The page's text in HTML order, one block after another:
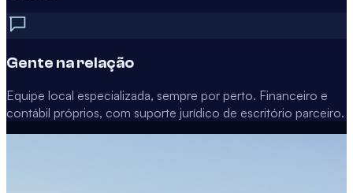
Gente na relação
Equipe local especializada, sempre por perto. Financeiro e
contábil próprios, com suporte jurídico de escritório parceiro.